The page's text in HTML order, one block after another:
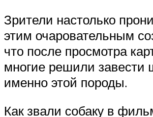
Зрители настолько
этим очаровательным
что после просмотра
многие решили завести
именно этой породы.
Как звали собаку в